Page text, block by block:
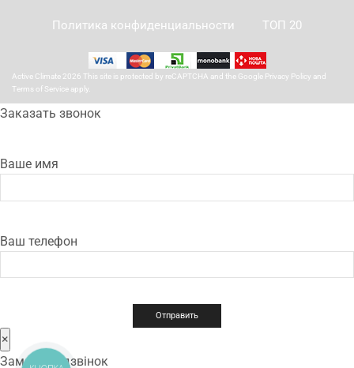
Политика конфиденциальности ТОП 20
Active Climate 2026 This site is protected by reCAPTCHA and the Google Privacy Policy and
Terms of Service apply.
Заказать звонок
Ваше имя
Ваш телефон
×
Замовити дзвінок